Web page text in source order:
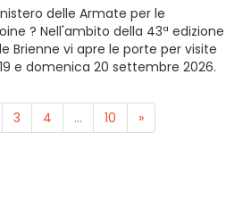
delle Armate per le
? Nell'ambito della 43ª edizione
Brienne vi apre le porte per visite
e domenica 20 settembre 2026.
3 4 ... 10 »